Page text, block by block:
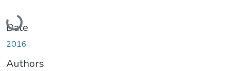
Loading...
Date
2016
Authors